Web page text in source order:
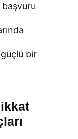
başvuru
bir